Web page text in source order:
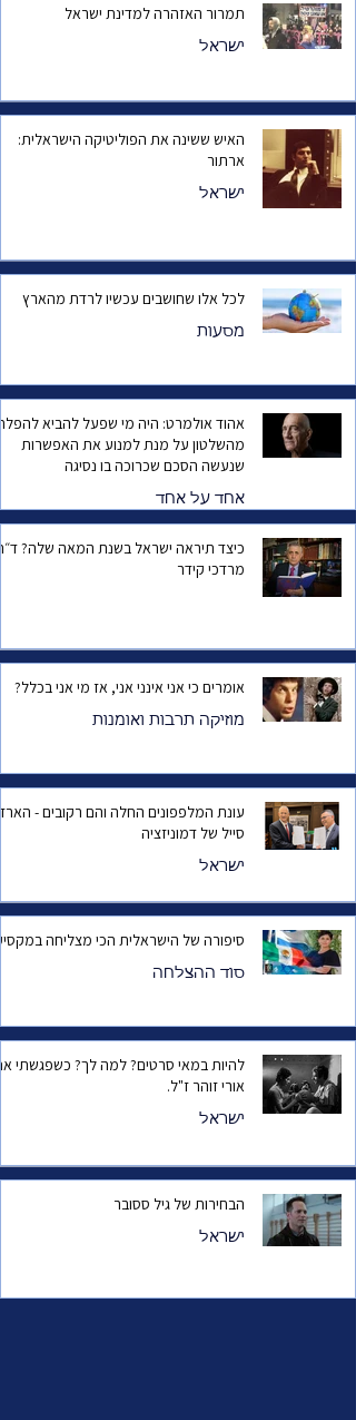
תמרור האזהרה למדינת ישראל
ישראל
האיש ששינה את הפוליטיקה הישראלית:
ארתור
ישראל
לכל אלו שחושבים עכשיו לרדת מהארץ
מסעות
אהוד אולמרט: היה מי שפעל להביא
מהשלטון על מנת למנוע את האפשרות
שנעשה הסכם שכרוכה בו נסיגה
אחד על אחד
כיצד תיראה ישראל בשנת המאה
מרדכי קידר
אומרים כי אני אינני אני, אז מי אני בכלל?
מוזיקה תרבות ואומנות
עונת המלפפונים החלה והם רקובים -
סייל של דמוניזציה
ישראל
סיפורה של הישראלית הכי מצליחה
סוד ההצלחה
להיות במאי סרטים? למה לך? כשפגשתי
אורי זוהר ז"ל.
ישראל
הבחירות של גיל ססובר
ישראל